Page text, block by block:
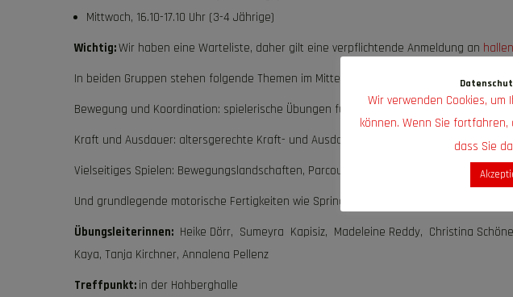
Mittwoch, 16.10-17.10 Uhr (3-4 Jährige)
Wichtig:Wir haben eine Warteliste, daher gilt eine verpflichtende Anmeldung an
In beiden Gruppen stehen folgende Themen im Mittelpunkt:
Bewegung und Koordination: spielerische Übungen für Gleichgewicht,
Kraft und Ausdauer: altersgerechte Kraft- und Ausdauerübungen, angepasst an die
Vielseitiges Spielen: Bewegungslandschaften, Parcours, spontane Bewegungsanreize
Und grundlegende motorische Fertigkeiten wie Springen, Werfen, Fangen, Klettern und
Übungsleiterinnen: Heike Dörr, Sumeyra Kapisiz, Madeleine Reddy, Christina
Kaya, Tanja Kirchner, Annalena Pellenz
Treffpunkt: in der Hohberghalle
Wir verwenden Cookies,
können. Wenn Sie
dass Sie